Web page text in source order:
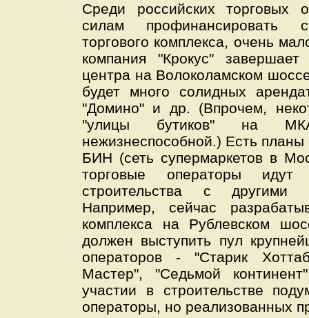
Среди российских торговых
силам профинансировать
торгового комплекса, очень
компания "Крокус" завершает
центра на Волоколамском
будет много солидных
"Домино" и др. (Впрочем,
"улицы бутиков" на
нежизнеспособной.) Есть планы
БИН (сеть супермаркетов в
торговые операторы
строительства с другими
Например, сейчас
комплекса на Рублевском
должен выступить пул
операторов - "Старик
Мастер", "Седьмой
участии в строительстве
операторы, но реализованных